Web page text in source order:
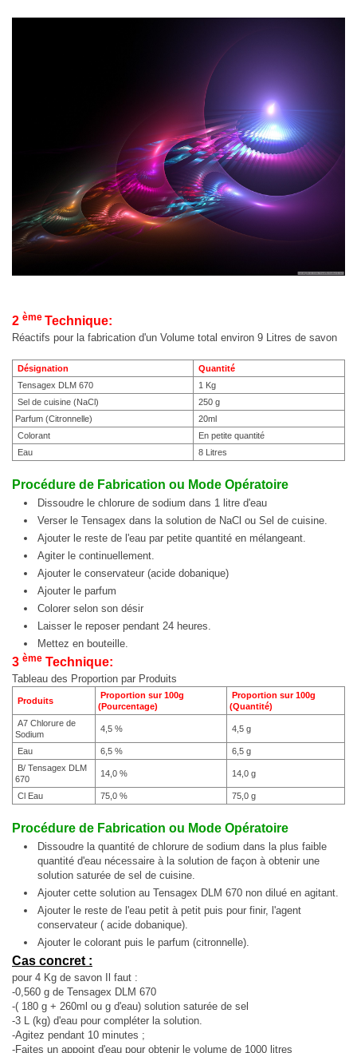
2 ème Technique:
Réactifs pour la fabrication d'un Volume total environ 9 Litres de savon
Désignation
Quantité
Tensagex DLM 670
1 Kg
Sel de cuisine (NaCl)
250 g
Parfum (Citronnelle)
20ml
Colorant
En petite quantité
Eau
8 Litres
Procédure de Fabrication ou Mode Opératoire
Dissoudre le chlorure de sodium dans 1 litre d'eau
Verser le Tensagex dans la solution de NaCl ou Sel de cuisine.
Ajouter le reste de l'eau par petite quantité en mélangeant.
Agiter le continuellement.
Ajouter le conservateur (acide dobanique)
Ajouter le parfum
Colorer selon son désir
Laisser le reposer pendant 24 heures.
Mettez en bouteille.
3 ème Technique:
Tableau des Proportion par Produits
Produits
Proportion sur 100g
(Pourcentage)
Proportion sur 100g
(Quantité)
A7 Chlorure de
Sodium
4,5 % 4,5 g
Eau 6,5 %
6,5 g
B/ Tensagex DLM
670
14,0 % 14,0 g
Cl Eau 75,0 % 75,0 g
Procédure de Fabrication ou Mode Opératoire
Dissoudre la quantité de chlorure de sodium dans la plus faible
quantité d'eau nécessaire à la solution de façon à obtenir une
solution saturée de sel de cuisine.
Ajouter cette solution au Tensagex DLM 670 non dilué en agitant.
Ajouter le reste de l'eau petit à petit puis pour finir, l'agent
conservateur ( acide dobanique).
Ajouter le colorant puis le parfum (citronnelle).
Cas concret :
pour 4 Kg de savon Il faut :
-0,560 g de Tensagex DLM 670
-( 180 g + 260ml ou g d'eau) solution saturée de sel
-3 L (kg) d'eau pour compléter la solution.
-Agitez pendant 10 minutes ;
-Faites un appoint d'eau pour obtenir le volume de 1000 litres